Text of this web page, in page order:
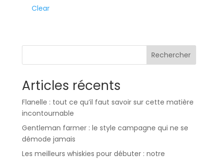
Clear
Rechercher
Articles récents
Flanelle : tout ce qu’il faut savoir sur cette matière
incontournable
Gentleman farmer : le style campagne qui ne se
démode jamais
Les meilleurs whiskies pour débuter : notre